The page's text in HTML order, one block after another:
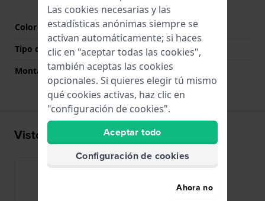
botones pulsadores
Color del cierre
Oro rosado
Tipo de montaje
Pasadores de resorte
Montaje Recto
No
Visto recientemente
Las cookies necesarias y las
estadísticas anónimas siempre se
activan automáticamente; si haces
clic en "aceptar todas las cookies",
también aceptas las cookies
opcionales. Si quieres elegir tú mismo
qué cookies activas, haz clic en
"configuración de cookies".
Aceptar todo
Configuración de cookies
Ahora no